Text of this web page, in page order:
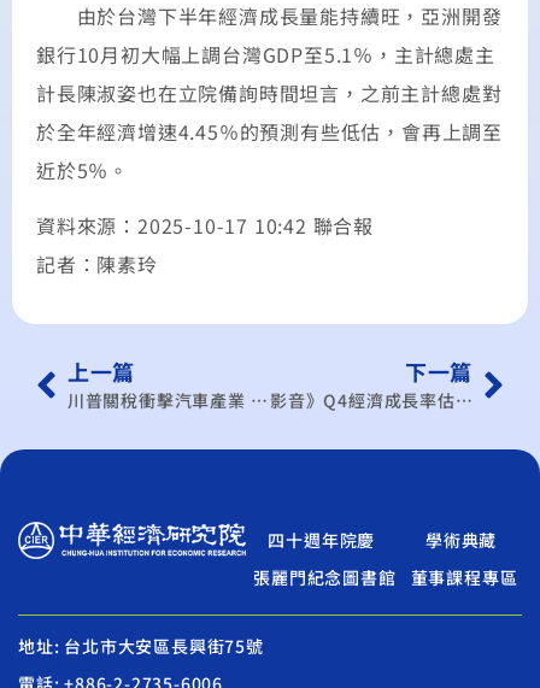
由於台灣下半年經濟成長量能持續旺，亞洲開發
銀行10月初大幅上調台灣GDP至5.1％，主計總處主
計長陳淑姿也在立院備詢時間坦言，之前主計總處對
於全年經濟增速4.45％的預測有些低估，會再上調至
近於5％。
資料來源：2025-10-17 10:42 聯合報
記者：陳素玲
上一篇
川普關稅衝擊汽車產業 專家：中美脫鉤或對台汽車電子有利
下一篇
影音》Q4經濟成長率估2.71% 全年可達5.45%｜20251017 公視午間新聞
四十週年院慶
學術典藏
張麗門紀念圖書館
董事課程專區
地址: 台北市大安區長興街75號